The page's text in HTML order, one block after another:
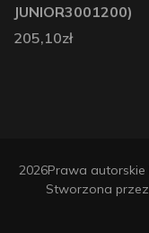
JUNIOR3001200)
205,10zł
2026Prawa autorskie
Stworzona przez